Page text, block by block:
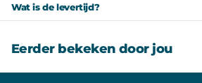
Wat is de levertijd?
Eerder bekeken door jou